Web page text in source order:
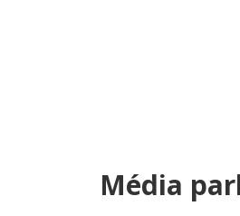
Média